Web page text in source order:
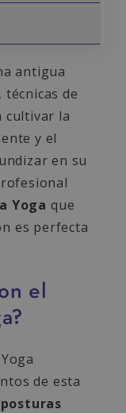
antigua
de
cultivar la
y el
en su
Yoga que
es perfecta
el
de esta
posturas